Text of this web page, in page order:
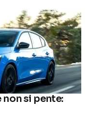
non si pente: